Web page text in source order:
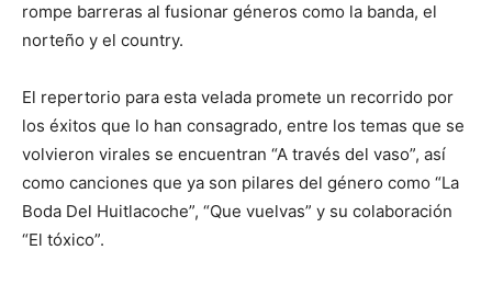
rompe barreras al fusionar géneros como la banda, el
norteño y el country.
El repertorio para esta velada promete un recorrido por
los éxitos que lo han consagrado, entre los temas que se
volvieron virales se encuentran “A través del vaso”, así
como canciones que ya son pilares del género como “La
Boda Del Huitlacoche”, “Que vuelvas” y su colaboración
“El tóxico”.